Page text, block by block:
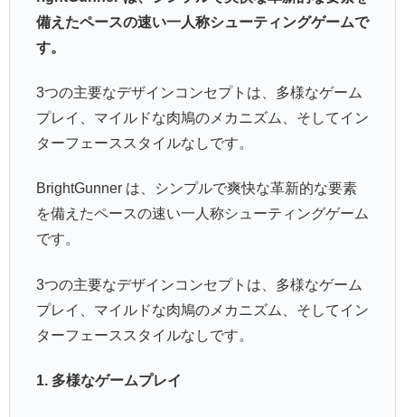
備えたペースの速い一人称シューティングゲームで
す。
3つの主要なデザインコンセプトは、多様なゲーム
プレイ、マイルドな肉鳩のメカニズム、そしてイン
ターフェーススタイルなしです。
BrightGunner は、シンプルで爽快な革新的な要素
を備えたペースの速い一人称シューティングゲーム
です。
3つの主要なデザインコンセプトは、多様なゲーム
プレイ、マイルドな肉鳩のメカニズム、そしてイン
ターフェーススタイルなしです。
1. 多様なゲームプレイ